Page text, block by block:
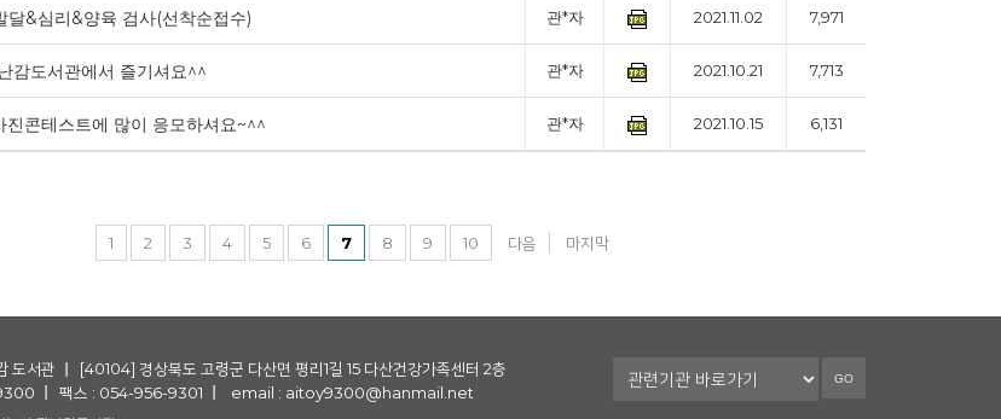
달&심리&양육 검사(선착순접수) 관*자 2021.11.02 7,971
감도서관에서 즐기셔요^^ 관*자 2021.10.21 7,713
진콘테스트에 많이 응모하셔요~^^ 관*자 2021.10.15 6,131
1 2 3 4 5 6 7 8 9 10 다음 마지막
도서관
[40104] 경상북도 고령군 다산면 평리1길 15 다산건강가족센터 2층
팩스 : 054-956-9301 email : aitoy9300@hanmail.net
GO